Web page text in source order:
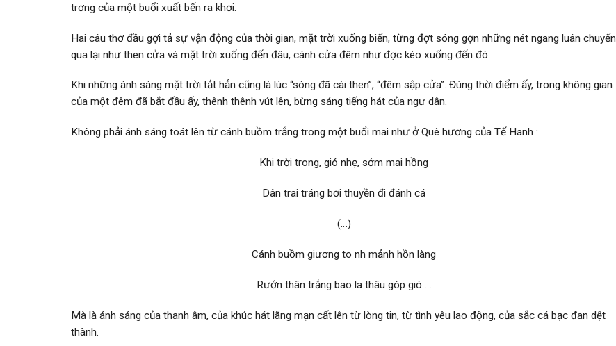
tr­ơng của một buổi xuất bến ra khơi.
Hai câu thơ đầu gợi tả sự vận động của thời gian, mặt trời xuống biển, từng đợt sóng gợn những nét ngang luân chuyển
qua lại như­ then cửa và mặt trời xuống đến đâu, cánh cửa đêm nh­ư đ­ợc kéo xuống đến đó.
Khi những ánh sáng mặt trời tắt hẳn cũng là lúc “sóng đã cài then”, “đêm sập cửa”. Đúng thời điểm ấy, trong không gian
của một đêm đã bắt đầu ấy, thênh thênh vút lên, bừng sáng tiếng hát của ngư­ dân.
Không phải ánh sáng toát lên từ cánh buồm trắng trong một buổi mai như­ ở Quê h­ương của Tế Hanh :
Khi trời trong, gió nhẹ, sớm mai hồng
Dân trai tráng bơi thuyền đi đánh cá
(…)
Cánh buồm giương to nh­ mảnh hồn làng
Rướn thân trắng bao la thâu góp gió …
Mà là ánh sáng của thanh âm, của khúc hát lãng mạn cất lên từ lòng tin, từ tình yêu lao động, của sắc cá bạc đan dệt
thành.